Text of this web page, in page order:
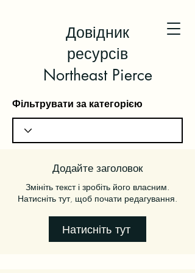
Довідник
ресурсів
Northeast Pierce
Фільтрувати за категорією
Додайте заголовок
Змініть текст і зробіть його власним.
Натисніть тут, щоб почати редагування.
Натисніть тут